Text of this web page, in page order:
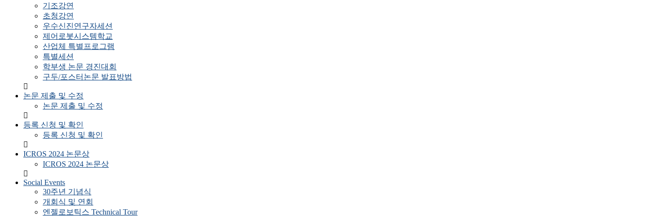
기조강연
초청강연
우수신진연구자세션
제어로봇시스템학교
산업체 특별프로그램
특별세션
학부생 논문 경진대회
구두/포스터논문 발표방법
논문 제출 및 수정
논문 제출 및 수정
등록 신청 및 확인
등록 신청 및 확인
ICROS 2024 논문상
ICROS 2024 논문상
Social Events
30주년 기념식
개회식 및 연회
엔젤로보틱스 Technical Tour